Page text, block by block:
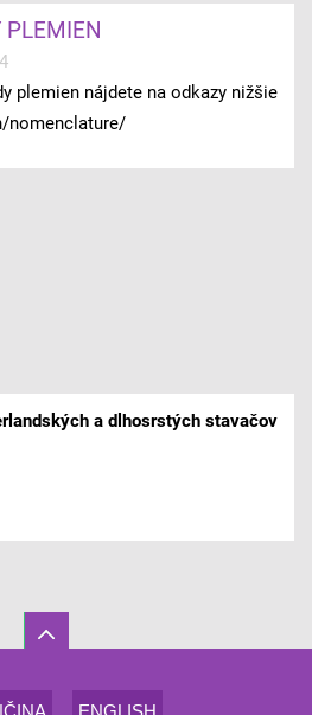
PLEMIEN
plemien nájdete na odkazy nižšie
nomenclature/
a dlhosrstých stavačov